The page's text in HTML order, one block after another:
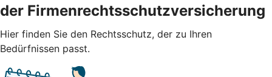
der Firmenrechtsschutzversicherung
Hier finden Sie den Rechtsschutz, der zu Ihren
Bedürfnissen passt.